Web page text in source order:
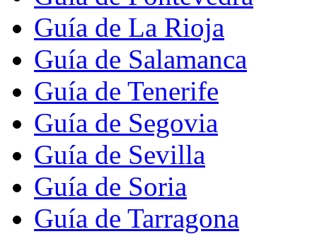
Guía de La Rioja
Guía de Salamanca
Guía de Tenerife
Guía de Segovia
Guía de Sevilla
Guía de Soria
Guía de Tarragona